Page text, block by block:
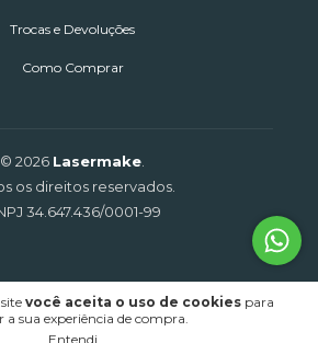
você aceita o uso de cookiespara
a sua experiência de compra.
Entendi
Trocas e Devoluções
Como Comprar
© 2026 Lasermake
os direitos reservados.
34.647.436/0001-99